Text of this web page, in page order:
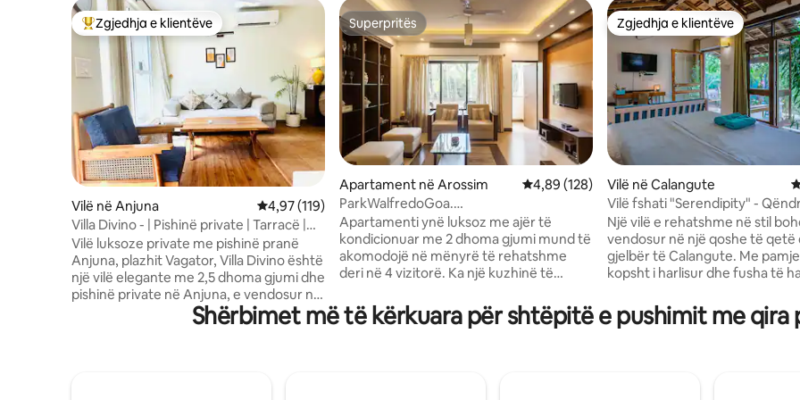
Më të mirat e zgjedhjeve të klientëve
Zgjedhja e klientëve
Vilë në Anjuna Vlerësimi mesatar 4,97 nga 5, 119 vlerësime
4,97 (119)
Villa Divino - | Pishinë private | Tarracë |
WiFi | Plazh
Vilë luksoze private me pishinë pranë
Anjuna, plazhit Vagator, Villa Divino është
një vilë elegante me 2,5 dhoma gjumi dhe
pishinë private në Anjuna, e vendosur në
një rreth të gjelbër të qetë dhe të bukur,
por vetëm disa minuta larg kafeneve,
Superpritës
Superpritës
Apartament në Arossim Vlerësimi mesatar 4,89 nga 5, 128 vlerësime
4,89 (128)
ParkWalfredoGoa.
BeachsideroomLuxuryApartament
Apartamenti ynë luksoz me ajër të
kondicionuar me 2 dhoma gjumi mund të
akomodojë në mënyrë të rehatshme
deri në 4 vizitorë. Ka një kuzhinë të
nxehtë/të ftohtë dhe 2 banjo të plota.
Gjendet në një fshat të qetë me një pikë
Zgjedhja e klientëve
Zgjedhja e klientëve
Vilë në Calangute
Vilë fshati "Serendipity" -
në Calangute-Baga.
Një vilë e rehatshme në stil
vendosur në një qoshe të qetë
gjelbër të Calangute. Me
kopsht i harlisur dhe fusha të
pastër dhe çlodhjeje të thellë –
vendit ku mëngjeset zgjaten
minuta larg kafeneve, plazhit
Shërbimet më të kërkuara për shtëpitë e pushimit me qira